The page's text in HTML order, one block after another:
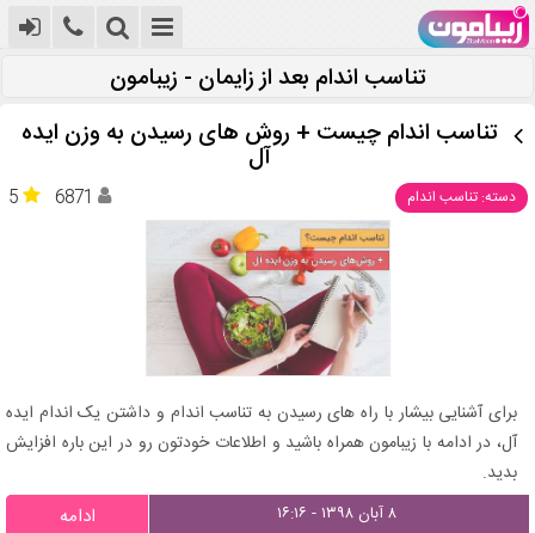
تناسب اندام بعد از زایمان - زیبامون
تناسب اندام چیست + روش های رسیدن به وزن ایده
آل
دسته: تناسب اندام 5 6871
برای آشنایی بیشار با راه های رسیدن به تناسب اندام و داشتن یک اندام ایده
آل، در ادامه با زیبامون همراه باشید و اطلاعات خودتون رو در این باره افزایش
بدید.
۸ آبان ۱۳۹۸ - ۱۶:۱۶ ادامه